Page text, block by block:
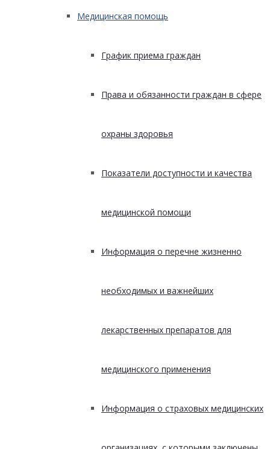
Медицинская помощь
График приема граждан
Права и обязанности граждан в сфере
охраны здоровья
Показатели доступности и качества
медицинской помощи
Информация о перечне жизненно
необходимых и важнейших
лекарственных препаратов для
медицинского применения
Информация о страховых медицинских